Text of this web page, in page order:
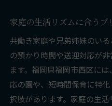
ト体制
力
プリスクールと保育園
プリスクールと保
説
家庭の生活リズムに合うプ
共働き家庭や兄弟姉妹のい
の預かり時間や送迎対応が
ます。福岡県福岡市西区に
応の園や、短時間保育に特
択肢があります。家庭の生